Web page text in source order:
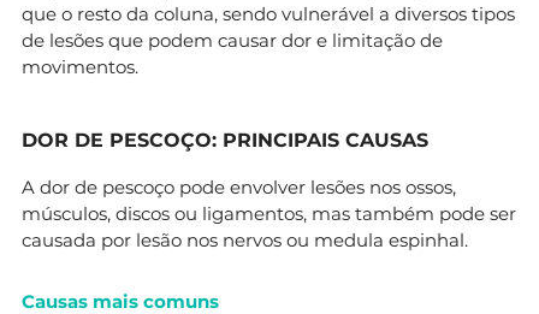
que o resto da coluna, sendo vulnerável a diversos tipos
de lesões que podem causar dor e limitação de
movimentos.
DOR DE PESCOÇO: PRINCIPAIS CAUSAS
A dor de pescoço pode envolver lesões nos ossos,
músculos, discos ou ligamentos, mas também pode ser
causada por lesão nos nervos ou medula espinhal.
Causas mais comuns